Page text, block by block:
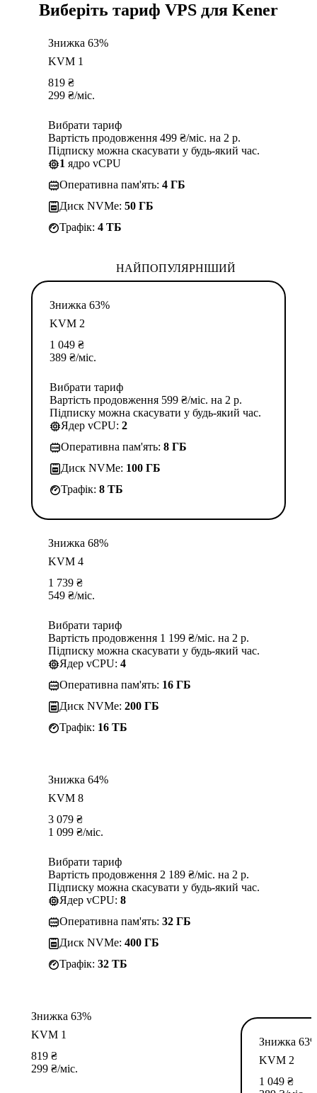
Виберіть тариф VPS для Kener
Знижка 63%
KVM 1
819 ₴
299 ₴/міс.
Вибрати тариф
Вартість продовження 499 ₴/міс. на 2 р.
Підписку можна скасувати у будь-який час.
1 ядро vCPU
Оперативна пам'ять: 4 ГБ
Диск NVMe: 50 ГБ
Трафік: 4 TБ
НАЙПОПУЛЯРНІШИЙ
Знижка 63%
KVM 2
1 049 ₴
389 ₴/міс.
Вибрати тариф
Вартість продовження 599 ₴/міс. на 2 р.
Підписку можна скасувати у будь-який час.
Ядер vCPU: 2
Оперативна пам'ять: 8 ГБ
Диск NVMe: 100 ГБ
Трафік: 8 TБ
Знижка 68%
KVM 4
1 739 ₴
549 ₴/міс.
Вибрати тариф
Вартість продовження 1 199 ₴/міс. на 2 р.
Підписку можна скасувати у будь-який час.
Ядер vCPU: 4
Оперативна пам'ять: 16 ГБ
Диск NVMe: 200 ГБ
Трафік: 16 TБ
Знижка 64%
KVM 8
3 079 ₴
1 099 ₴/міс.
Вибрати тариф
Вартість продовження 2 189 ₴/міс. на 2 р.
Підписку можна скасувати у будь-який час.
Ядер vCPU: 8
Оперативна пам'ять: 32 ГБ
Диск NVMe: 400 ГБ
Трафік: 32 TБ
Знижка 63%
KVM 1
819 ₴
299 ₴/міс.
Знижка
KVM 2
1 049 ₴